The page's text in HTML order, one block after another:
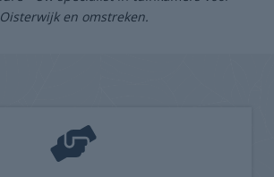
Oisterwijk en omstreken.